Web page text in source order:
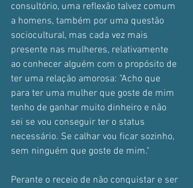
consultório, uma reflexão talvez comum
a homens, também por uma questão
sociocultural, mas cada vez mais
presente nas mulheres, relativamente
ao conhecer alguém com o propósito de
ter uma relação amorosa: "Acho que
para ter uma mulher que goste de mim
tenho de ganhar muito dinheiro e não
sei se vou conseguir ter o status
necessário. Se calhar vou ficar sozinho,
sem ninguém que goste de mim."
Perante o receio de não conquistar e ser